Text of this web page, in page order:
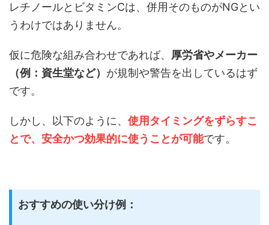
レチノールとビタミンCは、併用そのものがNGとい
うわけではありません。
仮に危険な組み合わせであれば、 厚労省やメーカー
（例：資生堂など） が規制や警告を出しているはず
です。
しかし、以下のように、 使用タイミングをずらすこ
とで、安全かつ効果的に使うことが可能です。
おすすめの使い分け例：